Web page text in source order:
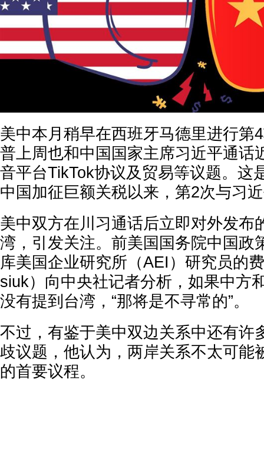
美中本月稍早在西班牙马德里进行第
普上周也和中国国家主席习近平通话
音平台TikTok协议及贸易等议题。这
中国加征巨额关税以来，第2次与习
美中双方在川习通话后立即对外发布
湾，引发关注。前美国国务院中国政
库美国企业研究所（AEI）研究员的
siuk）向中央社记者分析，如果中方
没有提到台湾，“那将是不寻常的”。
不过，有鉴于美中双边关系中还有许
歧议题，他认为，两岸关系不太可能
的首要议程。